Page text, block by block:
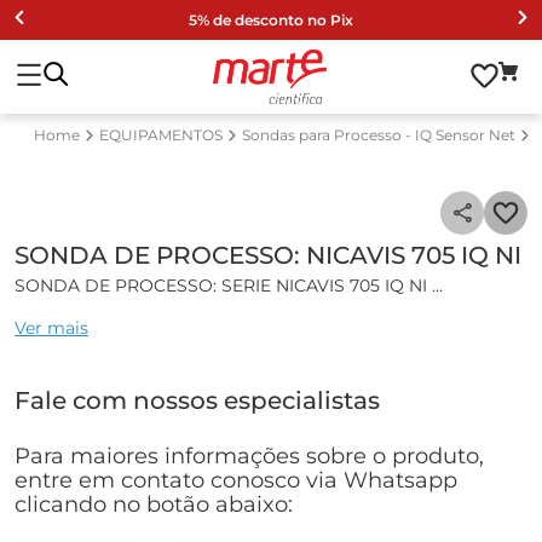
5% de desconto no Pix
EQUIPAMENTOS Sondas para Processo - IQ Sensor Net
SONDA DE PROCESSO: NICAVIS 705 IQ NI
SONDA DE PROCESSO: SERIE NICAVIS 705 IQ NI
Características gerais:
Processo.
total, COT, DBO, COD, SAC total, SAC solúvel e UVT 254.
Medições efluentes de estações municipais.
Projetado para Sistema IQ Sensor NET.
Compensação dos valores de turbidez.
Ver mais
Fale com nossos especialistas
Para maiores informações sobre o produto,
entre em contato conosco via Whatsapp
clicando no botão abaixo: